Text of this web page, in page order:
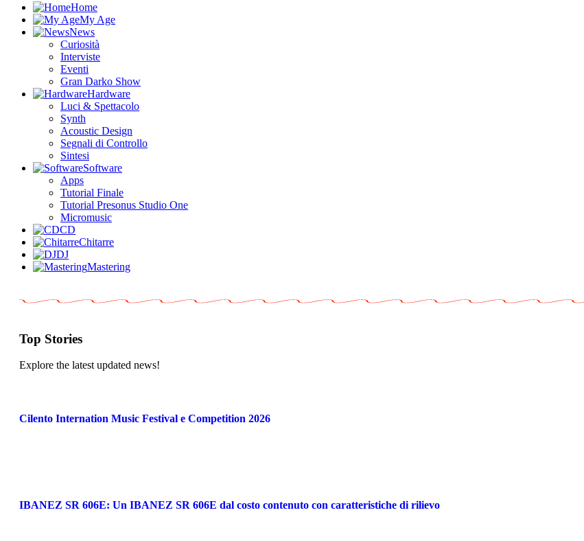
Home
My Age
News
Curiosità
Interviste
Eventi
Gran Darko Show
Hardware
Luci & Spettacolo
Synth
Acoustic Design
Segnali di Controllo
Sintesi
Software
Apps
Tutorial Finale
Tutorial Presonus Studio One
Micromusic
CD
Chitarre
DJ
Mastering
Top Stories
Explore the latest updated news!
Cilento Internation Music Festival e Competition 2026
IBANEZ SR 606E: Un IBANEZ SR 606E dal costo contenuto con caratteristiche di rilievo